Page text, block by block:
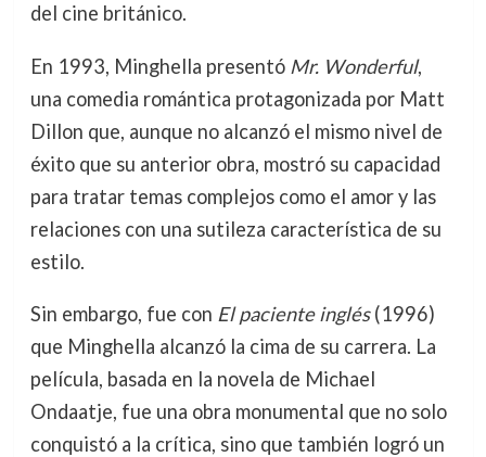
del cine británico.
En 1993, Minghella presentó Mr. Wonderful,
una comedia romántica protagonizada por Matt
Dillon que, aunque no alcanzó el mismo nivel de
éxito que su anterior obra, mostró su capacidad
para tratar temas complejos como el amor y las
relaciones con una sutileza característica de su
estilo.
Sin embargo, fue con El paciente inglés(1996)
que Minghella alcanzó la cima de su carrera. La
película, basada en la novela de Michael
Ondaatje, fue una obra monumental que no solo
conquistó a la crítica, sino que también logró un